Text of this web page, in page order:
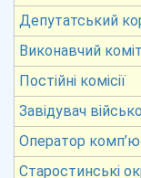
Депутатський
Виконавчий
Постійні комісії
Завідувач
Оператор
Старостинські